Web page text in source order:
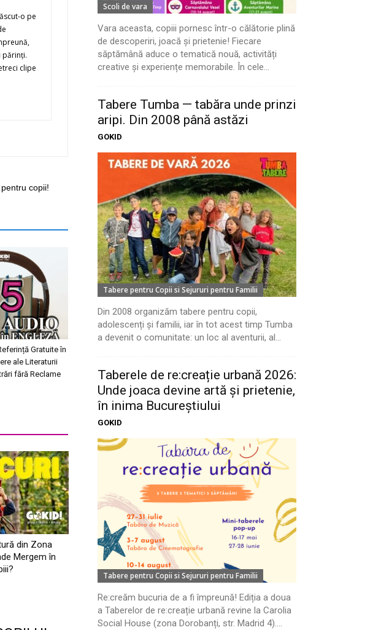
o pe
părinţi.
clipe
copii!
Gratuite în
ale Literaturii
fără Reclame
din Zona
Mergem în
Scoli de vara
Vara aceasta, copiii pornesc într-o călătorie plină
de descoperiri, joacă și prietenie! Fiecare
săptămână aduce o tematică nouă, activități
creative și experiențe memorabile. În cele...
Tabere Tumba — tabăra unde prinzi
aripi. Din 2008 până astăzi
GOKID
Tabere pentru Copii si Sejururi pentru Familii
Din 2008 organizăm tabere pentru copii,
adolescenți și familii, iar în tot acest timp Tumba
a devenit o comunitate: un loc al aventurii, al...
Taberele de re:creație urbană 2026:
Unde joaca devine artă și prietenie,
în inima Bucureștiului
GOKID
Tabere pentru Copii si Sejururi pentru Familii
Re:creăm bucuria de a fi împreună! Ediția a doua
a Taberelor de re:creație urbană revine la Carolia
Social House (zona Dorobanți, str. Madrid 4)....